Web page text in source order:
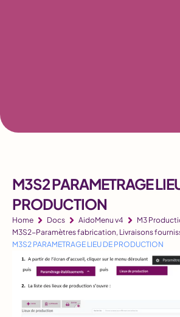
M3S2 PARAMETRAGE
PRODUCTION
Home Docs AidoMenu v4
M3
M3S2-Paramètres fabrication, Livraisons
M3S2 PARAMETRAGE LIEU DE PRODUCTION